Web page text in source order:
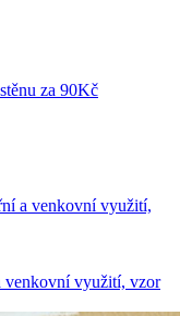
za 90Kč
a venkovní využití,